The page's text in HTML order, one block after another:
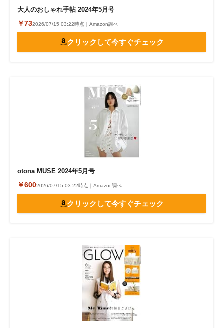
大人のおしゃれ手帖 2024年5月号
￥732026/07/15 03:22時点｜Amazon調べ
クリックして今すぐチェック
otona MUSE 2024年5月号
￥6002026/07/15 03:22時点｜Amazon調べ
クリックして今すぐチェック